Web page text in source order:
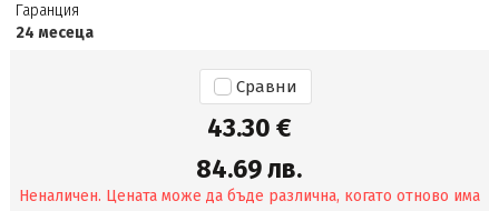
Гаранция
24 месеца
Сравни
43.30 €
84.69 лв.
Неналичен. Цената може да бъде различна, когато отново има